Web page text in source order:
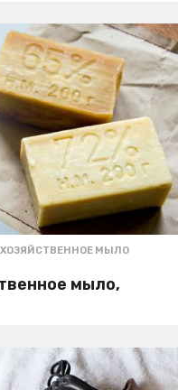
,ХОЗЯЙСТВЕННОЕ МЫЛО
мыло,